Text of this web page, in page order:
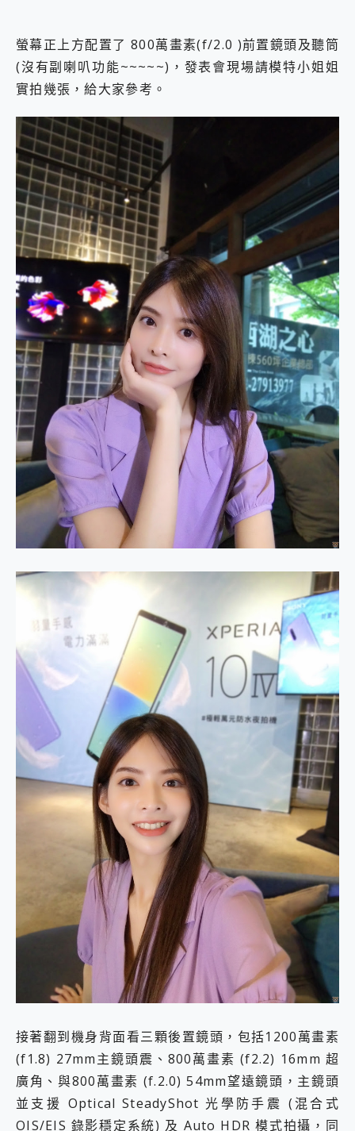
螢幕正上方配置了 800萬畫素(f/2.0 )前置鏡頭及聽筒
(沒有副喇叭功能~~~~~)，發表會現場請模特小姐姐
實拍幾張，給大家參考。
接著翻到機身背面看三顆後置鏡頭，包括1200萬畫素
(f1.8) 27mm主鏡頭震、800萬畫素 (f2.2) 16mm 超
廣角、與800萬畫素 (f.2.0) 54mm望遠鏡頭，主鏡頭
並支援 Optical SteadyShot 光學防手震 (混合式
OIS/EIS 錄影穩定系統) 及 Auto HDR 模式拍攝，同